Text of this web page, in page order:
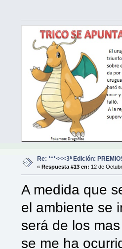
Re: ***<<<3ª Edición:
«Respuesta #13 en: 12 de
A medida que
el ambiente se
será de los
se me ha